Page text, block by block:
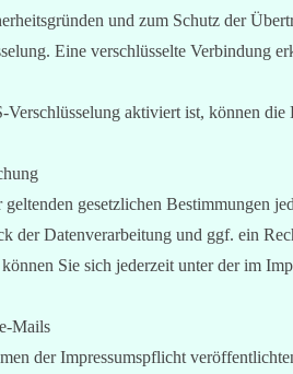
und zum Schutz der
Eine verschlüsselte Verbindung
aktiviert ist, können
geltenden gesetzlichen Bestimmungen
der Datenverarbeitung und ggf. ein
Sie sich jederzeit unter der im
Mails
der Impressumspflicht